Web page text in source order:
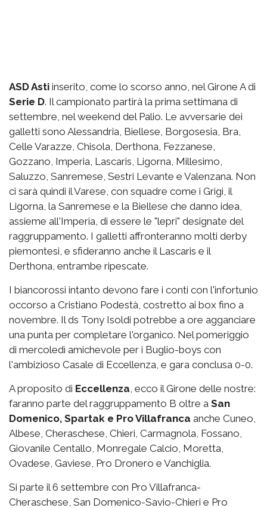
ASD Asti inserito, come lo scorso anno, nel Girone A di
Serie D. Il campionato partirà la prima settimana di
settembre, nel weekend del Palio. Le avversarie dei
galletti sono Alessandria, Biellese, Borgosesia, Bra,
Celle Varazze, Chisola, Derthona, Fezzanese,
Gozzano, Imperia, Lascaris, Ligorna, Millesimo,
Saluzzo, Sanremese, Sestri Levante e Valenzana. Non
ci sarà quindi il Varese, con squadre come i Grigi, il
Ligorna, la Sanremese e la Biellese che danno idea,
assieme all'Imperia, di essere le "lepri" designate del
raggruppamento. I galletti affronteranno molti derby
piemontesi, e sfideranno anche il Lascaris e il
Derthona, entrambe ripescate.
I biancorossi intanto devono fare i conti con l'infortunio
occorso a Cristiano Podestà, costretto ai box fino a
novembre. Il ds Tony Isoldi potrebbe a ore agganciare
una punta per completare l'organico. Nel pomeriggio
di mercoledì amichevole per i Buglio-boys con
l'ambizioso Casale di Eccellenza, e gara conclusa 0-0.
A proposito di Eccellenza, ecco il Girone delle nostre:
faranno parte del raggruppamento B oltre a San
Domenico, Spartak e Pro Villafranca anche Cuneo,
Albese, Cheraschese, Chieri, Carmagnola, Fossano,
Giovanile Centallo, Monregale Calcio, Moretta,
Ovadese, Gaviese, Pro Dronero e Vanchiglia.
Si parte il 6 settembre con Pro Villafranca-
Cheraschese, San Domenico-Savio-Chieri e Pro